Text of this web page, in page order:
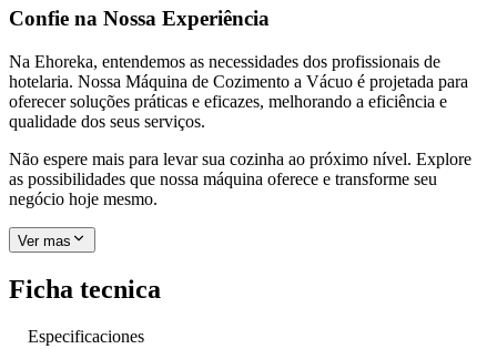
Confie na Nossa Experiência
Na Ehoreka, entendemos as necessidades dos profissionais de
hotelaria. Nossa Máquina de Cozimento a Vácuo é projetada para
oferecer soluções práticas e eficazes, melhorando a eficiência e
qualidade dos seus serviços.
Não espere mais para levar sua cozinha ao próximo nível. Explore
as possibilidades que nossa máquina oferece e transforme seu
negócio hoje mesmo.
Ver mas
Ficha tecnica
Especificaciones